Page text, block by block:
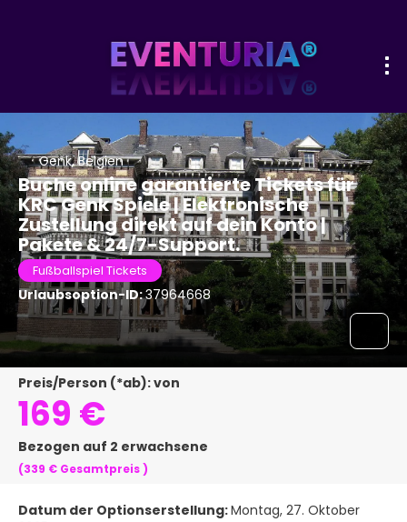
Genk, Belgien
Buche online garantierte Tickets für
KRC Genk Spiele | Elektronische
Zustellung direkt auf dein Konto |
Pakete & 24/7-Support.
Fußballspiel Tickets
Urlaubsoption-ID:37964668
Preis/Person (*ab): von
169 €
Bezogen auf 2 erwachsene
(339 € Gesamtpreis)
Datum der Optionserstellung:Montag, 27. Oktober